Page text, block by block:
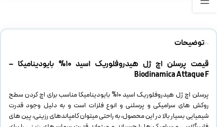
توضیحات
قیمت پرسلن اچ ژل هیدروفلوریک اسید 10% بایودینامیکا –
Biodinamica Attaque F
پرسلن اچ ژل هیدروفلوریک اسید 10% بایودینامیکا مناسب برای اچ کردن سطح
روکش های سرامیکی و پرسلنی و انوع فلزات است و به دلیل وجود قدرت
شیمیایی بسیار بالا در این محصول، به راحتی میتوان کامپاندهای رزینی، پین های